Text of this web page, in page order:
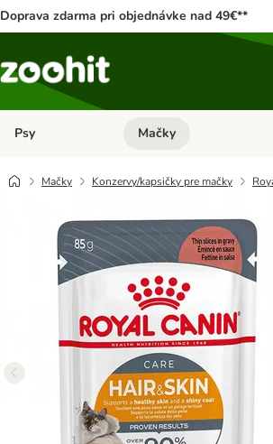
Doprava zdarma pri objednávke nad 49€**
Psy Otvoriť menu: Psy
Mačky
Mačky Konzervy/kapsičky pre mačky